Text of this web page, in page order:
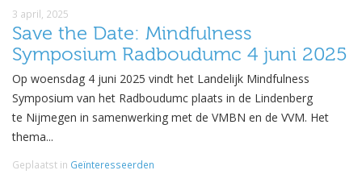
3 april, 2025
Save the Date: Mindfulness
Symposium Radboudumc 4 juni 2025
Op woensdag 4 juni 2025 vindt het Landelijk Mindfulness
Symposium van het Radboudumc plaats in de Lindenberg
te Nijmegen in samenwerking met de VMBN en de VVM. Het
thema...
Geplaatst in Geïnteresseerden